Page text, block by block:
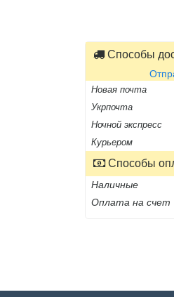
Способы
Новая почта
Укрпочта
Ночной экспресс
Курьером
Способы
Наличные
Оплата на счет